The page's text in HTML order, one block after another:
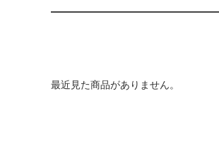
最近見た商品がありません。